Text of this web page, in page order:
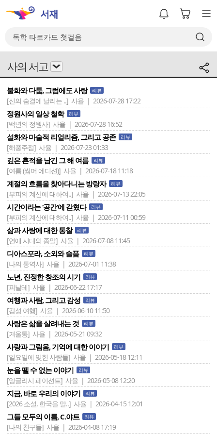
사의 서고
불화와 다툼, 그럼에도 사랑 리뷰
[신의 숨결에 날리는 ..] 사율 | 2026-07-28 17:22
정원사의 일상 철학 리뷰
[백년의 정원사] 사율 | 2026-07-28 16:52
설화와 마술적 리얼리즘, 그리고 공존 리뷰
[해풍주점] 사율 | 2026-07-23 01:33
깊은 흔적을 남긴 그 해 여름 리뷰
[여름 (썸머 에디션)] 사율 | 2026-07-18 11:18
계절의 흐름을 찾아다니는 방랑자 리뷰
[부피의 계산에 대하여..] 사율 | 2026-07-13 22:05
시간이라는 ‘공간‘에 갇혔다 리뷰
[부피의 계산에 대하여..] 사율 | 2026-07-11 00:59
삶과 사랑에 대한 통찰 리뷰
[연애 시대의 종말] 사율 | 2026-07-08 11:45
디아스포라, 소외와 슬픔 리뷰
[나의 통역사] 사율 | 2026-07-01 11:38
노년, 진정한 창조의 시기 리뷰
[피날레] 사율 | 2026-06-22 17:17
여행과 사람, 그리고 감성 리뷰
[감성 여행] 사율 | 2026-06-10 11:50
사랑은 삶을 살려내는 것 리뷰
[겨울통] 사율 | 2026-05-21 09:32
사랑과 그림움, 기억에 대한 이야기 리뷰
[일요일에 잊힌 사람들] 사율 | 2026-05-18 12:11
눈을 뗄 수 없는 이야기 리뷰
[잉글리시 페이션트] 사율 | 2026-05-08 12:20
지금, 바로 우리의 이야기 리뷰
[2026 소설, 한국을 말..] 사율 | 2026-04-15 12:01
그들 모두의 이름, C.야트 리뷰
[나의 친구들] 사율 | 2026-04-08 17:19